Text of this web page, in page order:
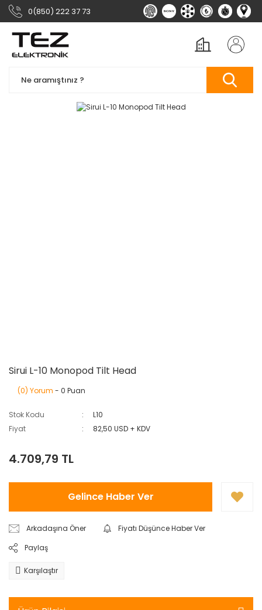
0(850) 222 37 73
Sirui L-10 Monopod Tilt Head
(0) Yorum - 0 Puan
Stok Kodu
L10
Fiyat
82,50 USD + KDV
4.709,79 TL
Gelince Haber Ver
Arkadaşına Öner
Fiyatı Düşünce Haber Ver
Paylaş
Karşılaştır